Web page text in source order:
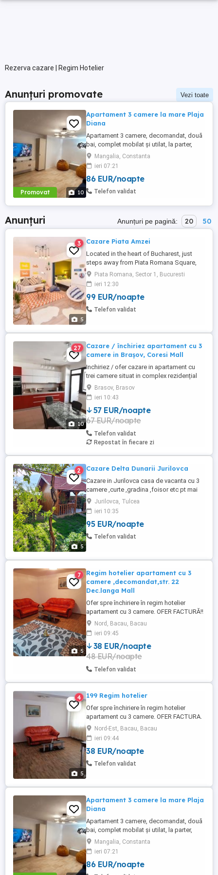
Rezerva cazare | Regim Hotelier
Anunțuri promovate Vezi toate
Promovat 10
Apartament 3 camere la mare Plaja
Diana
Apartament 3 camere, decomandat, două
bai, complet mobilat și utilat, la parter,
foarte aproape de plajă și are două locuri
de parcare. Apartamentul renovat recent și
dispune de toate dotările necesare pentru
un concediu reușit la malul mării (aer
condiționat, TV în fiecare cameră, mașină
Mangalia, Constanta
ieri 07:21
86 EUR/noapte
Telefon validat
Anunțuri Anunțuri pe pagină: 20 50
5
3 Cazare Piata Amzei
Located in the heart of Bucharest, just
steps away from Piata Romana Square,
University Square and The Old Town, this
chic apartment is within walking distance
to everything that matters in Bucharest
(museums, theatres, art galleries,
restaurants, clubs and pubs). The flat is
Piata Romana, Sector 1, Bucuresti
ieri 12:30
99 EUR/noapte
Telefon validat
10
27
Cazare / închiriez apartament cu 3
camere in Brașov, Coresi Mall
Inchiriez / ofer cazare in apartament cu
trei camere situat in complex rezidențial
Isaran, langa Mall Coresi Brasov.
Apartamentul dispune de doua
dormitoare, living cu canapea extensibila
si TV, bucatarie utilata complet si doua
bai. Fiecare dormitor dispune de pat
matrimonial. Apartament Isaran este ...
Brasov, Brasov
ieri 10:43
57 EUR/noapte
67 EUR/noapte
Telefon validat
Repostat în fiecare zi
5
2 Cazare Delta Dunarii Jurilovca
Cazare in Jurilovca casa de vacanta cu 3
camere ,curte ,gradina ,foisor etc pt mai
multe detalii contact whats up sau sms
Casa se inchiriaza integral
Jurilovca, Tulcea
ieri 10:35
95 EUR/noapte
Telefon validat
5
7
Regim hotelier apartament cu 3
camere ,decomandat,str. 22
Dec.langa Mall
Ofer spre închiriere în regim hotelier
apartament cu 3 camere. OFER FACTURĂ!!
- Apartamentul este situat în partea de
nord a orașului pe str 22 decembrie lângă
Arena Mall , fiind mobilat și utilat complet
cu o suprafață utila de 85 m . - Preț 200 de
lei pe zi pentru 2 persoane și are o
capacitate ...
Nord, Bacau, Bacau
ieri 09:45
38 EUR/noapte
48 EUR/noapte
Telefon validat
5
4 199 Regim hotelier
Ofer spre închiriere în regim hotelier
apartament cu 3 camere. OFER FACTURA.
- Apartamentul este situat în partea de
nord a orașului pe str 22 decembrie nr.
lângă Arena Mall , fiind mobilat și utilat
complet cu o suprafață utila de 85 m . -
Preț 199 de lei pe zi pentru 2 persoane și
Nord-Est, Bacau, Bacau
ieri 09:44
38 EUR/noapte
Telefon validat
Apartament 3 camere la mare Plaja
Diana
Apartament 3 camere, decomandat, două
bai, complet mobilat și utilat, la parter,
foarte aproape de plajă și are două locuri
de parcare. Apartamentul renovat recent și
dispune de toate dotările necesare pentru
un concediu reușit la malul mării (aer
Mangalia, Constanta
ieri 07:21
86 EUR/noapte